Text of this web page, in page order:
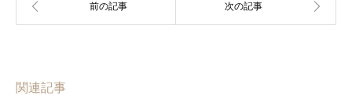
関連記事